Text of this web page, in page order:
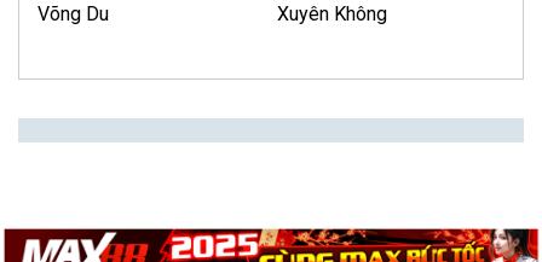
Võng Du Xuyên Không